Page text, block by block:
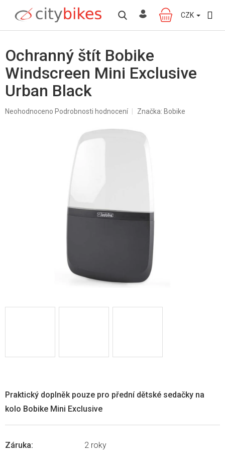
obsah
NÁKUPNÍ
KOŠÍK
CZK
Ochranný štít Bobike
Windscreen Mini Exclusive
Urban Black
Průměrné
Neohodnoceno Podrobnosti hodnocení Značka: Bobike
Záruka: 2 roky
Praktický doplněk pouze pro přední dětské sedačky na
kolo Bobike Mini Exclusive